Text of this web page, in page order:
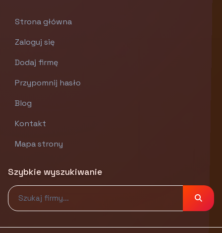
Strona główna
Zaloguj się
Dodaj firmę
Przypomnij hasło
Blog
Kontakt
Mapa strony
Szybkie wyszukiwanie